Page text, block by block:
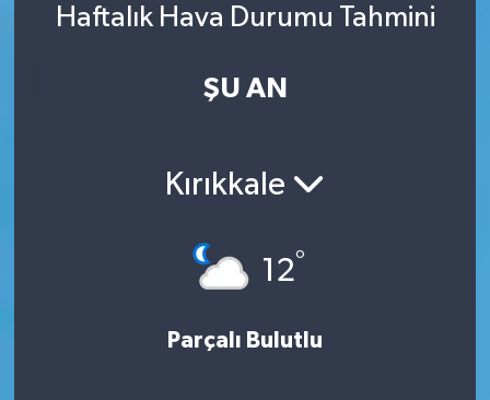
Haftalık Hava Durumu Tahmini
ŞU AN
Kırıkkale
12°
Parçalı Bulutlu
Süper Lig Puan Durumu ve Fikstür